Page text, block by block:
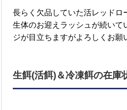
長らく欠品していた活レッドロ
生体のお迎えラッシュが続いて
ジが目立ちますがよろしくお願
生餌(活餌)＆冷凍餌の在庫